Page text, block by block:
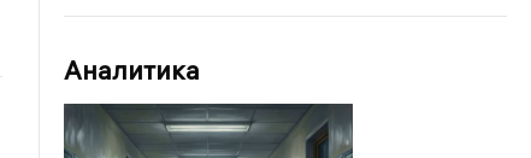
Аналитика